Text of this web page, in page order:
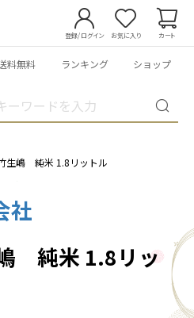
登録/ログイン お気に入り カート
料無料 ランキング ショップ
生嶋 純米 1.8リットル
社
純米 1.8リッ